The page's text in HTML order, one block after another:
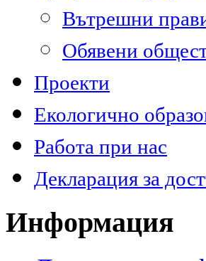
Вътрешни
Обявени
Проекти
Екологично
Работа при нас
Декларация за
Информация